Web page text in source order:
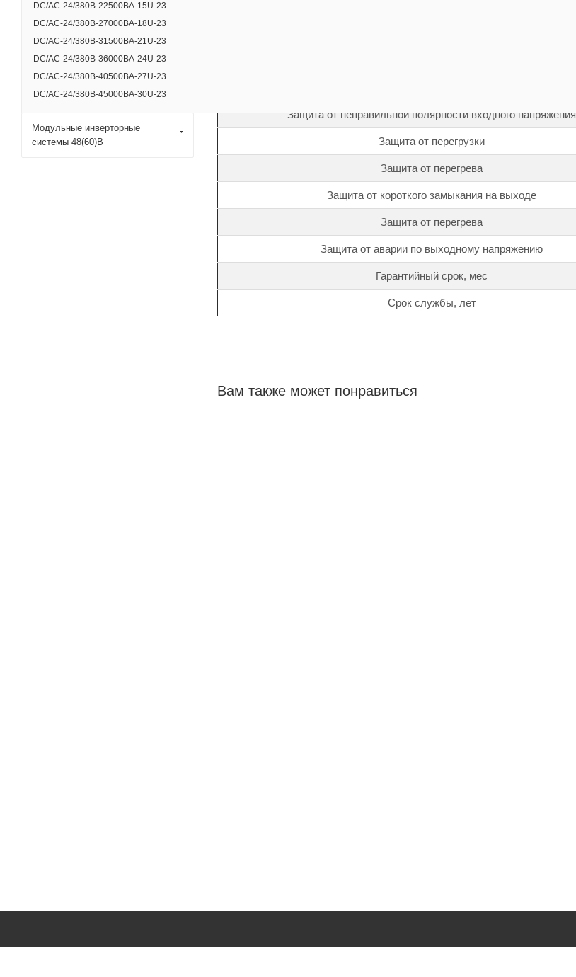
Защита от неправильной полярности входного напряжения
Защита от перегрузки
Защита от перегрева
Защита от короткого замыкания на выходе
Защита от перегрева
Защита от аварии по выходному напряжению
Гарантийный срок, мес
Срок службы, лет
Вам также может понравиться
DC/AC-24/380B-22500BA-15U-23
DC/AC-24/380B-27000BA-18U-23
DC/AC-24/380B-31500BA-21U-23
DC/AC-24/380B-36000BA-24U-23
DC/AC-24/380B-40500BA-27U-23
DC/AC-24/380B-45000BA-30U-23
Модульные инверторные
системы 48(60)В